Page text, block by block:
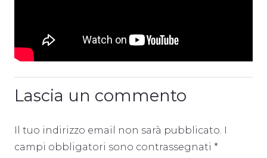
Lascia un commento
Il tuo indirizzo email non sarà pubblicato. I
campi obbligatori sono contrassegnati *